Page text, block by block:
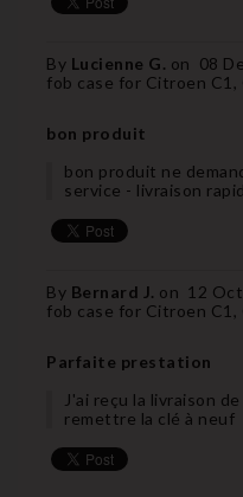
By Lucienne G. on 08
fob case for Citroen C1,
bon produit
bon produit ne
service - livraison
By Bernard J. on 12
fob case for Citroen C1,
Parfaite prestation
J'ai reçu la livraison
remettre la clé à neuf